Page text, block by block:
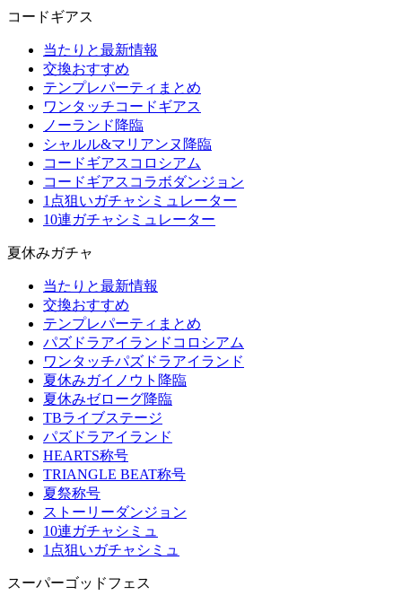
コードギアス
当たりと最新情報
交換おすすめ
テンプレパーティまとめ
ワンタッチコードギアス
ノーランド降臨
シャルル&マリアンヌ降臨
コードギアスコロシアム
コードギアスコラボダンジョン
1点狙いガチャシミュレーター
10連ガチャシミュレーター
夏休みガチャ
当たりと最新情報
交換おすすめ
テンプレパーティまとめ
パズドラアイランドコロシアム
ワンタッチパズドラアイランド
夏休みガイノウト降臨
夏休みゼローグ降臨
TBライブステージ
パズドラアイランド
HEARTS称号
TRIANGLE BEAT称号
夏祭称号
ストーリーダンジョン
10連ガチャシミュ
1点狙いガチャシミュ
スーパーゴッドフェス